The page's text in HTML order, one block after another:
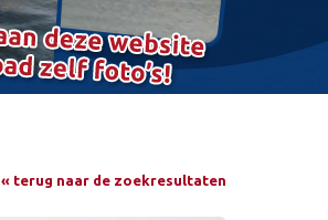
« terug naar de zoekresultaten